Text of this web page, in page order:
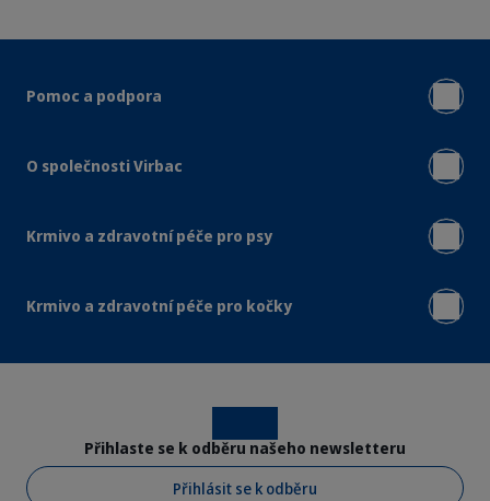
Pomoc a podpora
O společnosti Virbac
Krmivo a zdravotní péče pro psy
Krmivo a zdravotní péče pro kočky
Přihlaste se k odběru našeho newsletteru
Přihlásit se k odběru